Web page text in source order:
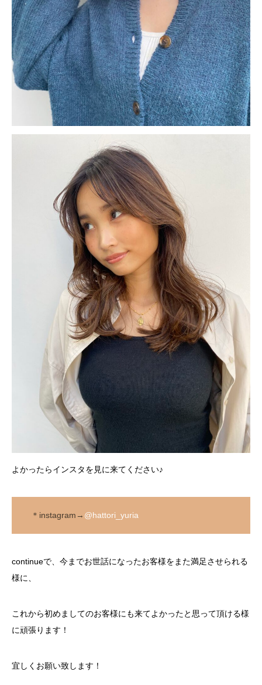
よかったらインスタを見に来てください♪
＊instagram→ @hattori_yuria
continueで、今までお世話になったお客様をまた満足させられる
様に、
これから初めましてのお客様にも来てよかったと思って頂ける様
に頑張ります！
宜しくお願い致します！